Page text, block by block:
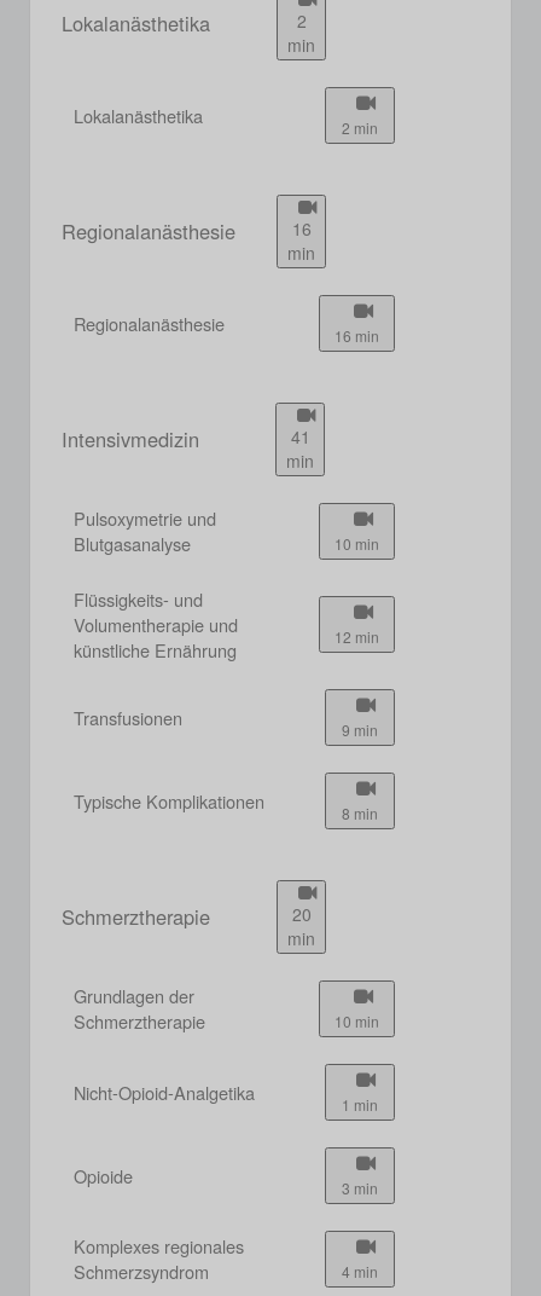
Lokalanästhetika
2
min
Lokalanästhetika 2 min
Regionalanästhesie
16
min
Regionalanästhesie 16 min
Intensivmedizin
41
min
Pulsoxymetrie und
Blutgasanalyse
10 min
Flüssigkeits- und
Volumentherapie und
künstliche Ernährung
12 min
Transfusionen 9 min
Typische Komplikationen 8 min
Schmerztherapie
20
min
Grundlagen der
Schmerztherapie
10 min
Nicht-Opioid-Analgetika 1 min
Opioide 3 min
Komplexes regionales
Schmerzsyndrom
4 min